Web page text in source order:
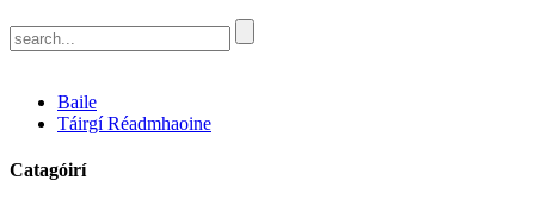
Baile
Táirgí Réadmhaoine
Catagóirí